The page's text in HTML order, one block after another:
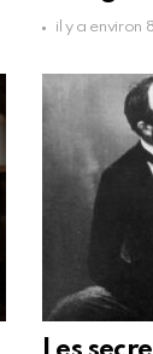
il y a environ